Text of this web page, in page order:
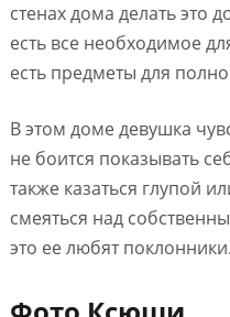
стенах дома делать это
есть все необходимое
есть предметы для
В этом доме девушка
не боится показывать
также казаться глупой
смеяться над
это ее любят поклонники.